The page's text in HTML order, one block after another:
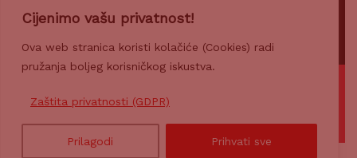
Cijenimo vašu privatnost!
Ova web stranica koristi kolačiće (Cookies) radi
pružanja boljeg korisničkog iskustva.
Zaštita privatnosti (GDPR)
Prilagodi Prihvati sve